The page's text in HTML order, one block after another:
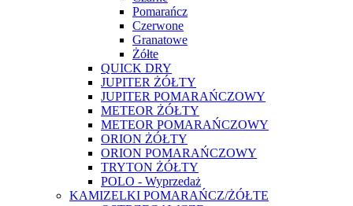
Pomarańcz
Czerwone
Granatowe
Żółte
QUICK DRY
JUPITER ŻÓŁTY
JUPITER POMARAŃCZOWY
METEOR ŻÓŁTY
METEOR POMARAŃCZOWY
ORION ŻÓŁTY
ORION POMARAŃCZOWY
TRYTON ŻÓŁTY
POLO - Wyprzedaż
KAMIZELKI POMARAŃCZ/ŻÓŁTE